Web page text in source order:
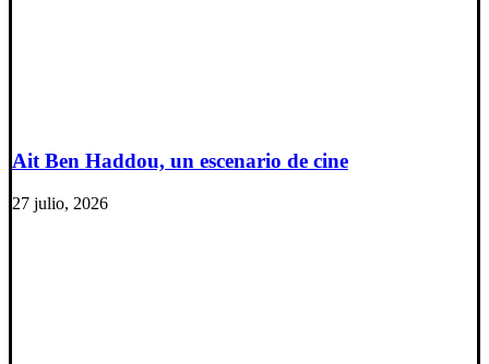
Ait Ben Haddou, un escenario de cine
27 julio, 2026